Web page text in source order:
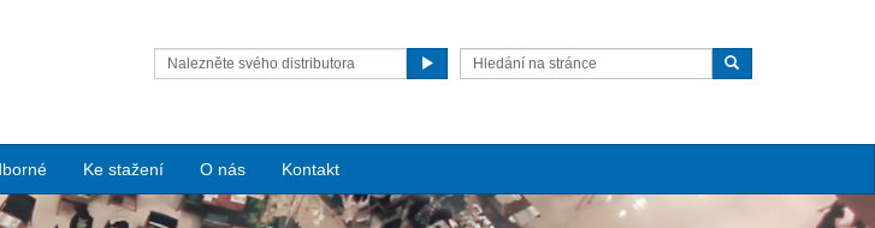
Nalezněte svého distributora
Ke stažení O nás Kontakt